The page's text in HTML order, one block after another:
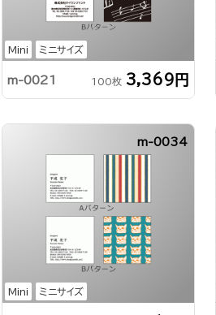
Mini ミニサイズ
m-0021 100枚 3,369円
Mini ミニサイズ
m-0034